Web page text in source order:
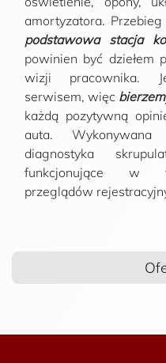
amortyzatora.
podstawowa stacja
powinien być dziełem
wizji pracownika.
serwisem, więc
każdą pozytywną
auta. Wykonywana
diagnostyka
funkcjonujące w
przeglądów